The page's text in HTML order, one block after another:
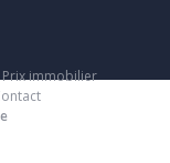
Prix immobilier